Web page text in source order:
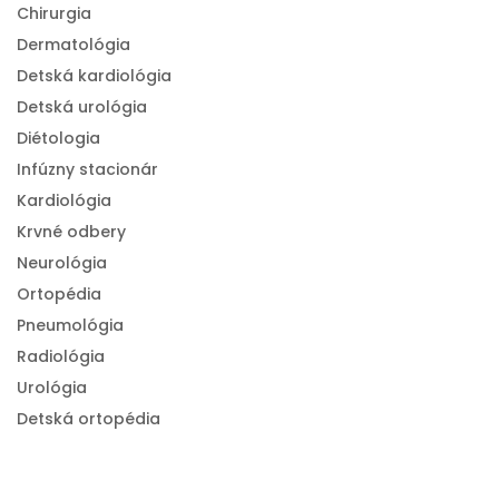
Chirurgia
Dermatológia
Detská kardiológia
Detská urológia
Diétologia
Infúzny stacionár
Kardiológia
Krvné odbery
Neurológia
Ortopédia
Pneumológia
Radiológia
Urológia
Detská ortopédia